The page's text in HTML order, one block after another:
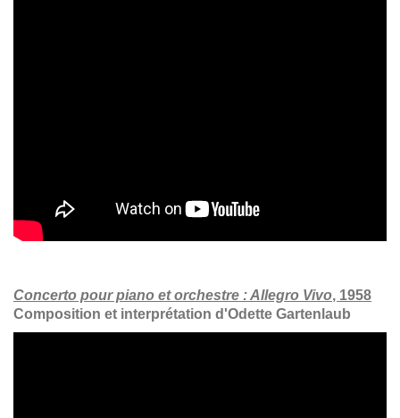
Concerto pour piano et orchestre : Allegro Vivo, 1958
Composition et interprétation d'Odette Gartenlaub